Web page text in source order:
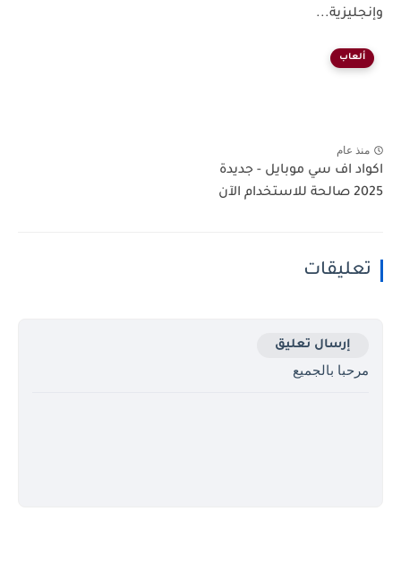
وإنجليزية...
ألعاب
منذ عام
اكواد اف سي موبايل - جديدة
2025 صالحة للاستخدام الآن
تعليقات
إرسال تعليق
مرحبا بالجميع